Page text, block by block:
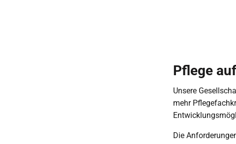
Pflege
Unsere
mehr
Die